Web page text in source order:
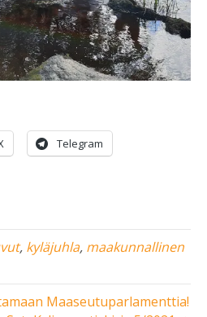
Telegram
, kyläjuhla, maakunnallinen
Maaseutuparlamenttia!